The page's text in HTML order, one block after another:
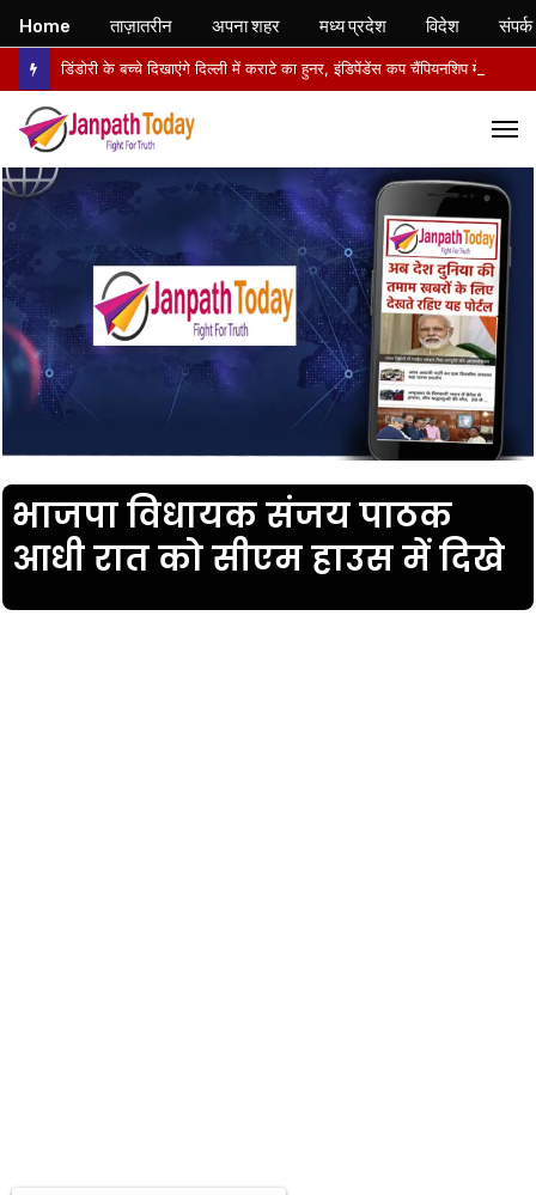
भाजपा विधायक संजय पाठक
आधी रात को सीएम हाउस में दिखे
Home ताज़ातरीन अपना शहर मध्य प्रदेश विदेश संपर्क